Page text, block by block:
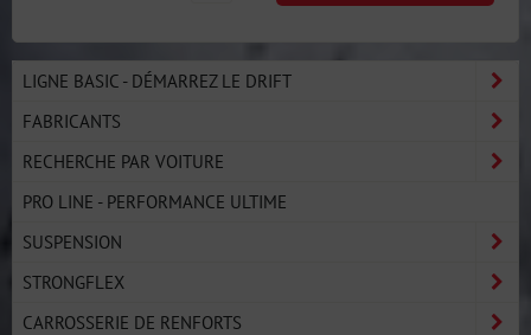
LIGNE BASIC - DÉMARREZ LE DRIFT
FABRICANTS
RECHERCHE PAR VOITURE
PRO LINE - PERFORMANCE ULTIME
SUSPENSION
STRONGFLEX
CARROSSERIE DE RENFORTS